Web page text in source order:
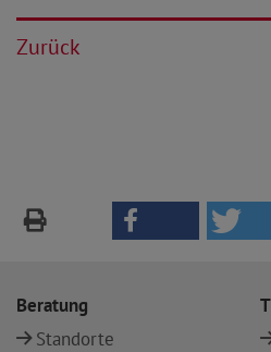
Zurück
Beratung
Standorte